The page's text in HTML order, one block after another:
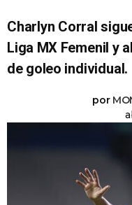
Charlyn Corral
Liga MX Femenil y
de goleo individual.
por